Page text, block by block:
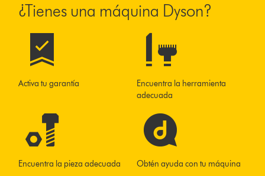
¿Tienes una máquina Dyson?
Activa tu garantía
Encuentra la herramienta
adecuada
Encuentra la pieza adecuada Obtén ayuda con tu máquina